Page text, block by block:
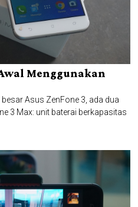
Menggunakan
Asus ZenFone 3, ada dua
3 Max: unit baterai berkapasitas